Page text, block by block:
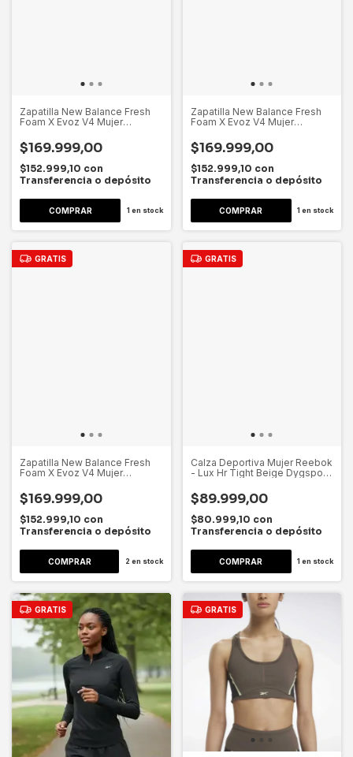
Zapatilla New Balance Fresh
Foam X Evoz V4 Mujer
$169.999,00
$152.999,10 con
Transferencia o depósito
1 en stock
Zapatilla New Balance Fresh
Foam X Evoz V4 Mujer
$169.999,00
$152.999,10 con
Transferencia o depósito
1 en stock
GRATIS
Zapatilla New Balance Fresh
Foam X Evoz V4 Mujer
$169.999,00
$152.999,10 con
Transferencia o depósito
2 en stock
GRATIS
Calza Deportiva Mujer Reebok
- Lux Hr Tight Beige Dygsport
$89.999,00
$80.999,10 con
Transferencia o depósito
1 en stock
GRATIS GRATIS